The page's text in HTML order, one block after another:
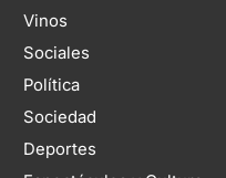
Vinos
Sociales
Política
Sociedad
Deportes